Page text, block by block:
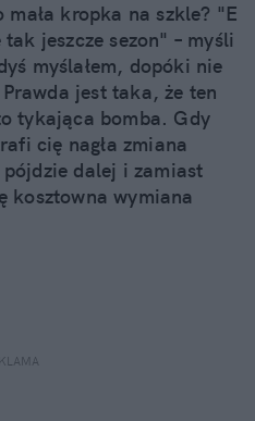
kropka na szkle? "E
jeszcze sezon" – myśli
myślałem, dopóki nie
jest taka, że ten
tykająca bomba. Gdy
cię nagła zmiana
dalej i zamiast
kosztowna wymiana
jak profesjonaliści radzą